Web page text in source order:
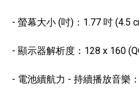
- 螢幕大小 (吋)：1.77 吋 (4.5
- 顯示器解析度：128 x 160
- 電池續航力 - 持續播放音樂